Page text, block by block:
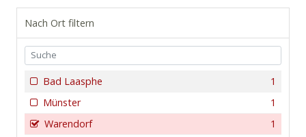
Nach Ort filtern
1
Bad Laasphe
1
Münster
1
Warendorf